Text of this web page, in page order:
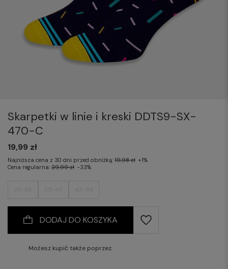
Skarpetki w linie i kreski DDTS9-SX-
470-C
19,99 zł
Najniższa cena z 30 dni przed obniżką: 19,98 zł +1%
Cena regularna: 29,99 zł -33%
DODAJ DO KOSZYKA
Możesz kupić także poprzez: